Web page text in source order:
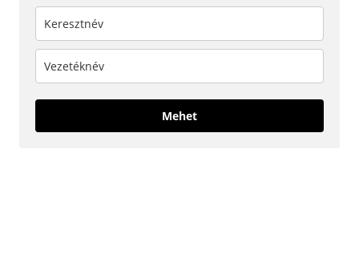
Mehet